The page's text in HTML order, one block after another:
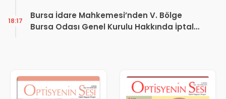
Bursa İdare Mahkemesi’nden V. Bölge
Bursa Odası Genel Kurulu Hakkında İptal
18:17